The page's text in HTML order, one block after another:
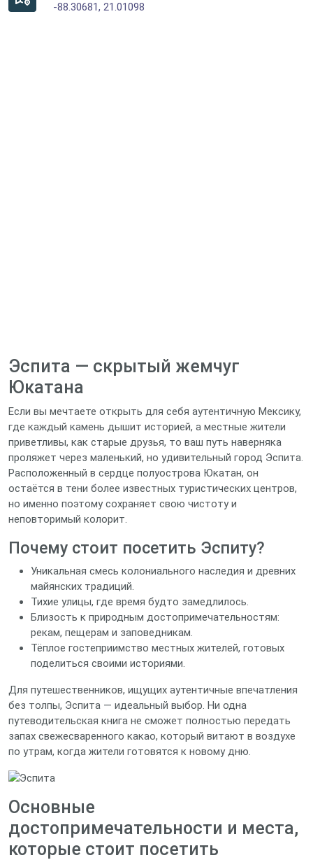
-88.30681, 21.01098
Эспита — скрытый жемчуг
Юкатана
Если вы мечтаете открыть для себя аутентичную Мексику,
где каждый камень дышит историей, а местные жители
приветливы, как старые друзья, то ваш путь наверняка
проляжет через маленький, но удивительный город Эспита.
Расположенный в сердце полуострова Юкатан, он
остаётся в тени более известных туристических центров,
но именно поэтому сохраняет свою чистоту и
неповторимый колорит.
Почему стоит посетить Эспиту?
Уникальная смесь колониального наследия и древних
майянских традиций.
Тихие улицы, где время будто замедлилось.
Близость к природным достопримечательностям:
рекам, пещерам и заповедникам.
Тёплое гостеприимство местных жителей, готовых
поделиться своими историями.
Для путешественников, ищущих аутентичные впечатления
без толпы, Эспита — идеальный выбор. Ни одна
путеводительская книга не сможет полностью передать
запах свежесваренного какао, который витают в воздухе
по утрам, когда жители готовятся к новому дню.
Основные
достопримечательности и места,
которые стоит посетить